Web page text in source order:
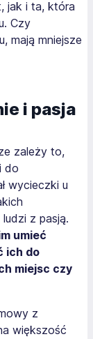
jak i ta, która
Czy
mają mniejsze
i pasja
zależy to,
do
wycieczki u
z pasją.
umieć
ich do
miejsc czy
z
większość